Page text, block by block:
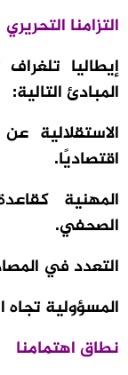
التزامنا التحريري
إيطاليا
المبادئ التالية:
الاستقلالية
اقتصاديًا.
المهنية
الصحفي.
التعدد في
المسؤولية
نطاق اهتمامنا